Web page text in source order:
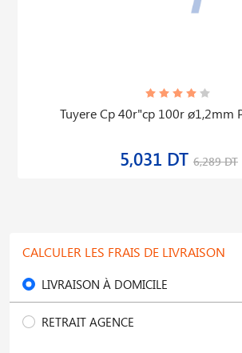
Tuyere Cp 40r"cp 100r ø1,2mm
5,031 DT 6,289 DT
CALCULER LES FRAIS DE LIVRAISON
LIVRAISON À DOMICILE
RETRAIT AGENCE